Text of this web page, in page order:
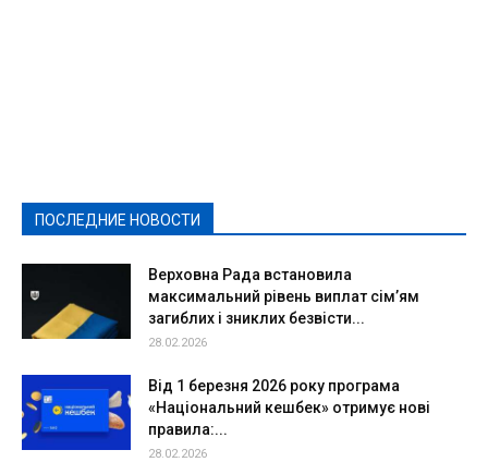
ПОСЛЕДНИЕ НОВОСТИ
Верховна Рада встановила
максимальний рівень виплат сім’ям
загиблих і зниклих безвісти...
28.02.2026
Від 1 березня 2026 року програма
«Національний кешбек» отримує нові
правила:...
28.02.2026